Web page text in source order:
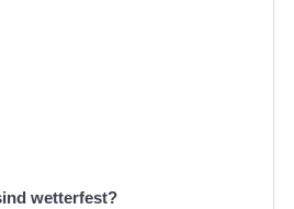
wetterfest?